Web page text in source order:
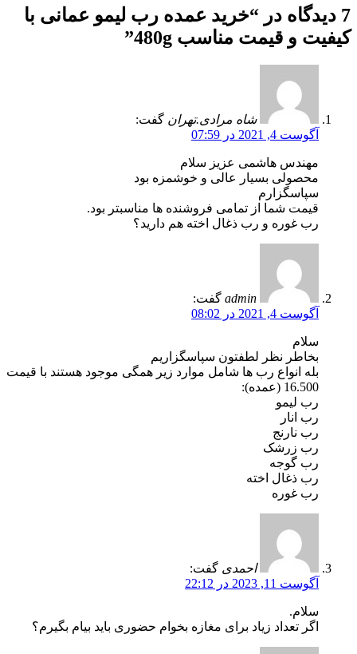
7 دیدگاه در “
خرید عمده رب لیمو عمانی با
کیفیت و قیمت مناسب 480g
”
شاه مرادی.تهران گفت:
آگوست 4, 2021 در 07:59
مهندس هاشمی عزیز سلام
محصولی بسیار عالی و خوشمزه بود
سپاسگزارم
قیمت شما از تمامی فروشنده ها مناسبتر بود.
رب غوره و رب ذغال اخته هم دارید؟
admin گفت:
آگوست 4, 2021 در 08:02
سلام
بخاطر نظر لطفتون سپاسگزاریم
بله انواع رب ها شامل موارد زیر همگی موجود هستند با قیمت
16.500 (عمده):
رب لیمو
رب انار
رب نارنج
رب زرشک
رب گوجه
رب ذغال اخته
رب غوره
احمدی گفت:
آگوست 11, 2023 در 22:12
سلام.
اگر تعداد زیاد برای مغازه بخوام حضوری باید بیام بگیرم؟